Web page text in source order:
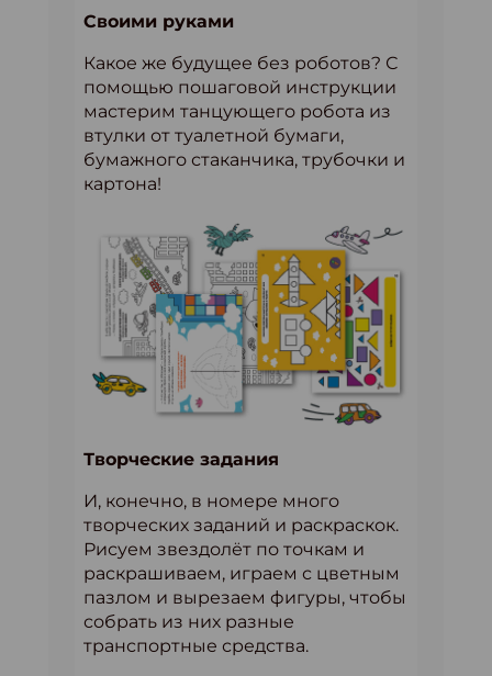
Своими руками
Какое же будущее без роботов? С
помощью пошаговой инструкции
мастерим танцующего робота из
втулки от туалетной бумаги,
бумажного стаканчика, трубочки и
картона!
Творческие задания
И, конечно, в номере много
творческих заданий и раскраскок.
Рисуем звездолёт по точкам и
раскрашиваем, играем с цветным
пазлом и вырезаем фигуры, чтобы
собрать из них разные
транспортные средства.